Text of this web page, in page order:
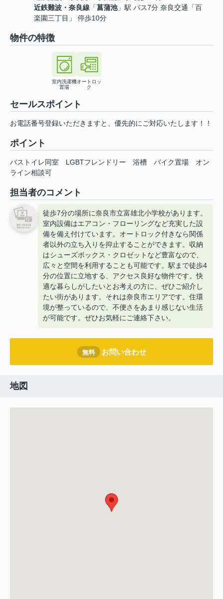
近鉄難波・奈良線 「菖蒲池」駅 バス7分 奈良交通「百
楽園三丁目」 停歩10分
物件の特徴
室内洗濯機
置場
オートロッ
ク
セールスポイント
お電話番号登録いただきますと、優先的にご対応いたします！！
ポイント
バストイレ同室 LGBTフレンドリー 浴槽 バイク置場
オン
ライン相談可
担当者のコメント
徒歩7分の場所に奈良市立富雄北小学校があります。
室内設備はエアコン・フローリングなど充実した設
備を備え付けています。オートロック付きなら関係
者以外の立ち入りを抑止することができます。収納
はシューズボックス・クロゼットなど豊富なので、
広々と空間を利用することも可能です。駅まで徒歩4
分の位置に立地する、アクセス良好な物件です。快
適な暮らしがしたいとお考えの方に、ぜひご紹介し
たい街があります。それは奈良市エリアです。住環
境が整っているので、不便さをあまり感じない生活
が可能です。ぜひお気軽にご連絡下さい。
無料 お問い合わせ
地図